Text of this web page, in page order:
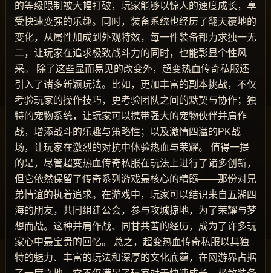
的等级限制被大幅打破，玩家能够以惊人的速度成长，享
受快速变强的乐趣。同时，装备系统也经历了翻天覆地的
变化，从属性加成到外观特效，每一件装备都力求独一无
二，让玩家在追求极致战斗力的同时，也能彰显个性风
采。 除了这些显而易见的改变外，超变热血传奇私服还
引入了诸多新颖玩法。比如，更加丰富的副本挑战，不仅
考验玩家的操作技巧，更考验团队之间的默契与协作；独
特的宠物系统，让玩家可以携带强大的宠物伙伴并肩作
战，增添战斗的乐趣与策略性；以及激情四溢的PK战
场，让玩家在激烈的对抗中体验热血与荣耀。 值得一提
的是，尽管超变热血传奇私服在玩法上进行了诸多创新，
但它依然保留了传奇系列游戏最核心的精髓——那份对兄
弟情谊的执着追求。在游戏中，玩家可以结识来自五湖四
海的朋友，共同组建公会，参与攻城掠地，为了荣耀与梦
想而战。这种并肩作战、同甘共苦的经历，成为了许多玩
家心中最宝贵的回忆。 总之，超变热血传奇私服以其独
特的魅力、丰富的玩法和深厚的文化底蕴，在网游界占据